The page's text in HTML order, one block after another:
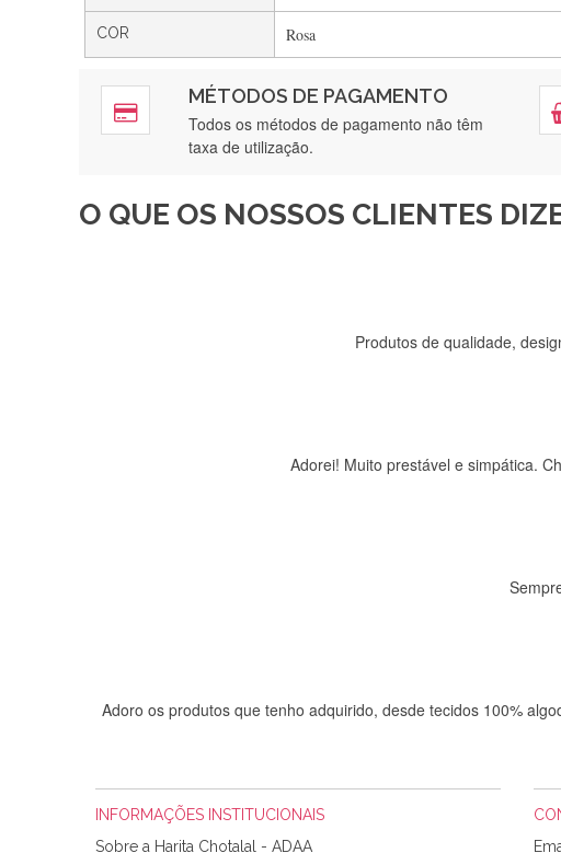
COR Rosa
MÉTODOS DE PAGAMENTO
Todos os métodos de pagamento não têm
taxa de utilização.
O QUE OS NOSSOS CLIENTES
Rápido,
Recebi a minha encomenda, rápida
Produtos de qualidade,
Adorei! Muito prestável e simpática.
Adoro os produtos que tenho adquirido, desde tecidos 100%
INFORMAÇÕES INSTITUCIONAIS
Sobre a Harita Chotalal - ADAA